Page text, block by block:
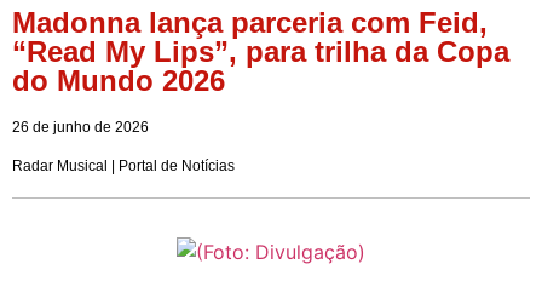
Madonna lança parceria com Feid,
“Read My Lips”, para trilha da Copa
do Mundo 2026
26 de junho de 2026
Radar Musical | Portal de Notícias